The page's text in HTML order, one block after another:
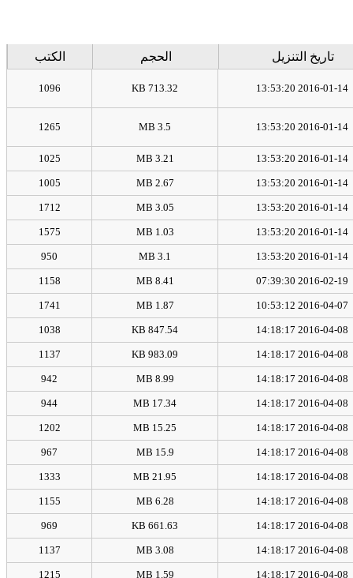
تاريخ التنزيل الحجم الكتب
2016-01-14 13:53:20
713.32 KB
1096
2016-01-14 13:53:20
3.5 MB
1265
2016-01-14 13:53:20
3.21 MB
1025
2016-01-14 13:53:20
2.67 MB
1005
2016-01-14 13:53:20
3.05 MB
1712
2016-01-14 13:53:20
1.03 MB
1575
2016-01-14 13:53:20
3.1 MB
950
2016-02-19 07:39:30
8.41 MB
1158
2016-04-07 10:53:12
1.87 MB
1741
2016-04-08 14:18:17
847.54 KB
1038
2016-04-08 14:18:17
983.09 KB
1137
2016-04-08 14:18:17
8.99 MB
942
2016-04-08 14:18:17
17.34 MB
944
2016-04-08 14:18:17
15.25 MB
1202
2016-04-08 14:18:17
15.9 MB
967
2016-04-08 14:18:17
21.95 MB
1333
2016-04-08 14:18:17
6.28 MB
1155
2016-04-08 14:18:17
661.63 KB
969
2016-04-08 14:18:17
3.08 MB
1137
2016-04-08 14:18:17
1.59 MB
1215